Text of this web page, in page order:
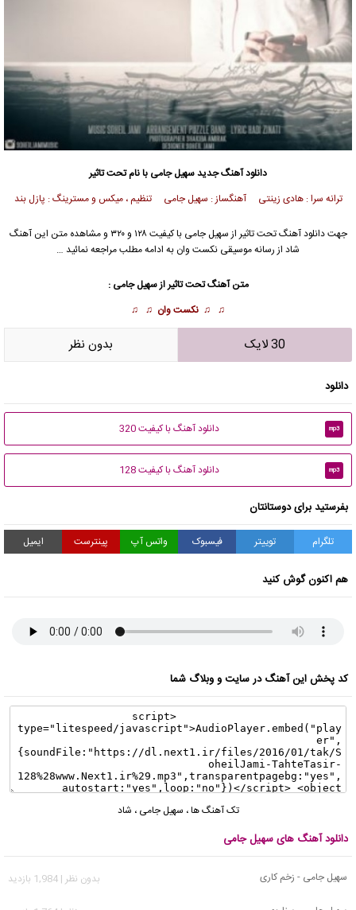
دانلود آهنگ جدیدسهیل جامی با نام تحت تاثیر
ترانه سرا : هادی زینتی آهنگساز : سهیل جامی تنظیم ، میکس و مسترینگ : پازل بند
جهت دانلود آهنگ تحت تاثیر از سهیل جامی
با کیفیت ۱۲۸ و ۳۲۰ و مشاهده متن این آهنگ
شاد از رسانه موسیقی نکست وان به ادامه مطلب مراجعه نمائید …
متن آهنگ تحت تاثیر از سهیل جامی :
♫ ♫ نکست وان ♫ ♫
30 لایک بدون نظر
دانلود
mp3 دانلود آهنگ با کیفیت 320
mp3 دانلود آهنگ با کیفیت 128
بفرستید برای دوستانتان
تلگرام توییتر فیسبوک واتس آپ پینترست ایمیل
هم اکنون گوش کنید
کد پخش این آهنگ در سایت و وبلاگ شما
تک آهنگ ها، سهیل جامی ، شاد
دانلود آهنگ های سهیل جامی
سهیل جامی - زخم کاری
بدون نظر | 1,984 بازدید